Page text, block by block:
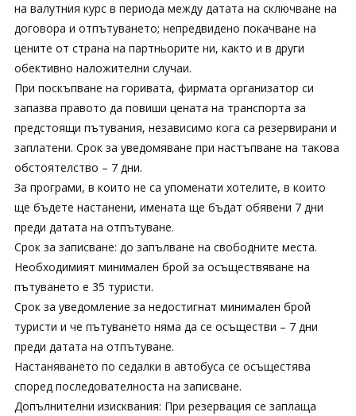
на валутния курс в периода между датата на сключване на
договора и отпътуването; непредвидено покачване на
цените от страна на партньорите ни, както и в други
обективно наложителни случаи.
При поскъпване на горивата, фирмата организатор си
запазва правото да повиши цената на транспорта за
предстоящи пътувания, независимо кога са резервирани и
заплатени. Срок за уведомяване при настъпване на такова
обстоятелство – 7 дни.
За програми, в които не са упоменати хотелите, в които
ще бъдете настанени, имената ще бъдат обявени 7 дни
преди датата на отпътуване.
Срок за записване: до запълване на свободните места.
Необходимият минимален брой за осъществяване на
пътуването е 35 туристи.
Срок за уведомление за недостигнат минимален брой
туристи и че пътуването няма да се осъществи – 7 дни
преди датата на отпътуване.
Настаняването по седалки в автобуса се осъщестява
според последователноста на записване.
Допълнителни изисквания: При резервация се заплаща